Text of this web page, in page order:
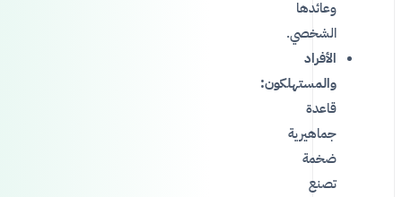
وعائدها
الشخصي.
الأفراد
والمستهلكون:
قاعدة
جماهيرية
ضخمة
تصنع